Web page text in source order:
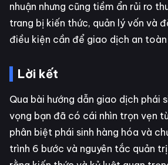
nhuận nhưng cũng tiềm ẩn rủi ro
trang bị kiến thức, quản lý vốn và
điều kiện cần để giao dịch an toàn
Lời kết
Qua bài hướng dẫn giao dịch phái
vọng bạn đã có cái nhìn trọn vẹn
phân biệt phái sinh hàng hóa và
trình 6 bước và nguyên tắc quản